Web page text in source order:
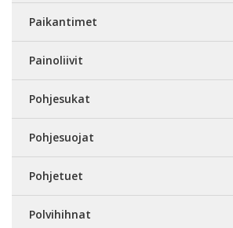
Paikantimet
Painoliivit
Pohjesukat
Pohjesuojat
Pohjetuet
Polvihihnat